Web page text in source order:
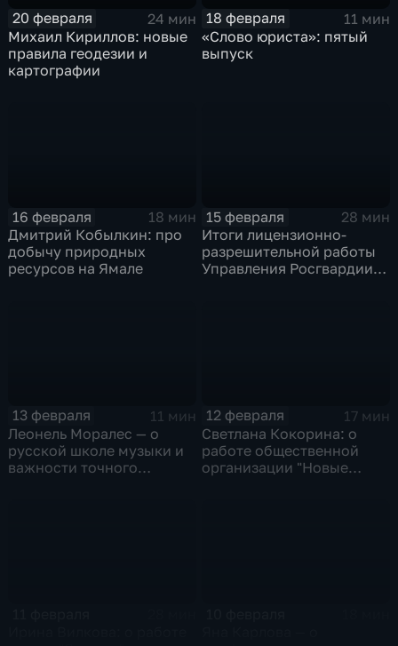
20 февраля
24 мин
Михаил Кириллов: новые
правила геодезии и
картографии
18 февраля
11 мин
«Слово юриста»: пятый
выпуск
16 февраля
18 мин
Дмитрий Кобылкин: про
добычу природных
ресурсов на Ямале
15 февраля
28 мин
Итоги лицензионно-
разрешительной работы
Управления Росгвардии
13 февраля
11 мин
Леонель Моралес — о
русской школе музыки и
важности точного
12 февраля
17 мин
Светлана Кокорина: о
работе общественной
организации "Новые